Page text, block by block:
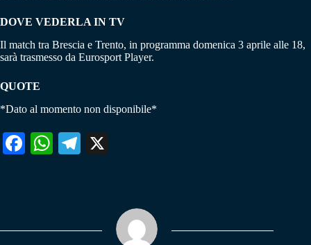
DOVE VEDERLA IN TV
Il match tra Brescia e Trento, in programma domenica 3 aprile alle 18,
sarà trasmesso da Eurosport Player.
QUOTE
*Dato al momento non disponibile*
Fa W
pp
Te
m